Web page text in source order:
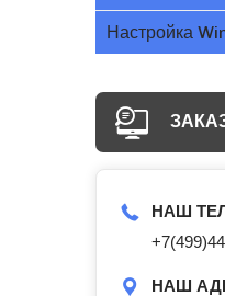
Настройка
НАШ
НАШ